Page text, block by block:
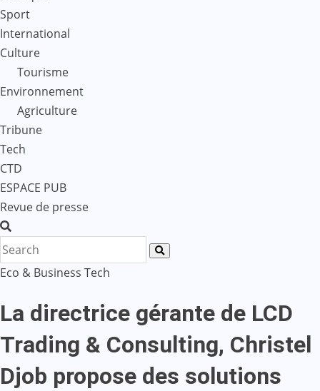
Sport
International
Culture
Tourisme
Environnement
Agriculture
Tribune
Tech
CTD
ESPACE PUB
Revue de presse
Eco & Business Tech
La directrice gérante de LCD
Trading & Consulting, Christel
Djob propose des solutions